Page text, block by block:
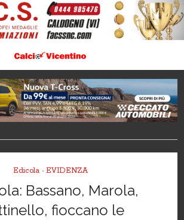
Edicola • EVIDENZA
Bassano, Marola,
fioccano le